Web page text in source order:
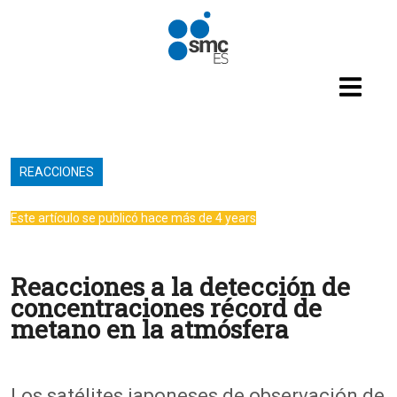
Pasar al contenido principal
REACCIONES
Este artículo se publicó hace más de 4 years
Reacciones a la detección de
concentraciones récord de
metano en la atmósfera